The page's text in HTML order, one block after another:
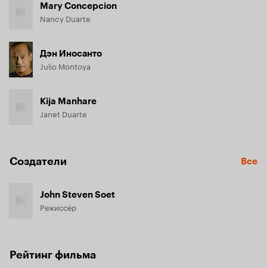
Mary Concepcion
Nancy Duarte
Дэн Иносанто
Julio Montoya
Kija Manhare
Janet Duarte
Создатели Все
John Steven Soet
Режиссёр
Рейтинг фильма